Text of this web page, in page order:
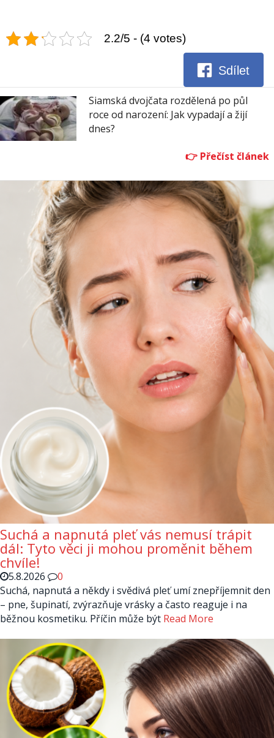
2.2/5 - (4 votes)
Sdílet
Siamská dvojčata rozdělená po půl
roce od narození: Jak vypadají a žijí
dnes?
Suchá a napnutá pleť vás nemusí trápit
dál: Tyto věci ji mohou proměnit během
chvíle!
5.8.2026
0
Suchá, napnutá a někdy i svědivá pleť umí znepříjemnit den
– pne, šupinatí, zvýrazňuje vrásky a často reaguje i na
běžnou kosmetiku. Příčin může být Read More